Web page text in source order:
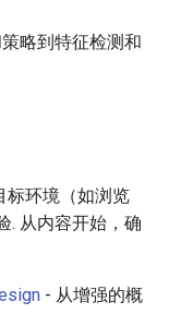
略到特征检测和
标环境（如浏览
. 从内容开始，确
- 从增强的概